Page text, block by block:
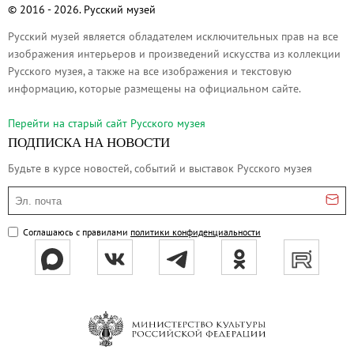
Русское искусство второй половины
Русское народное искусство XVII-XXI
Будущие выставки
Выездные выставки
Михаил Нестеров
Архив выставок
Степан Эрьзя – скульптор мира. К
Эпоха Императора Александра III и её
Русская традиция
Наш авангард
Посетителям
Справочная информация
© 2016 - 2026. Русский музей
Русский музей является обладателем исключительных прав на все
изображения интерьеров и произведений искусства из коллекции
Русского музея, а также на все изображения и текстовую
информацию, которые размещены на официальном сайте.
Перейти на cтарый сайт Русского музея
ПОДПИСКА НА НОВОСТИ
Будьте в курсе новостей, событий и выставок Русского музея
Эл. почта
Соглашаюсь с правилами политики конфиденциальности